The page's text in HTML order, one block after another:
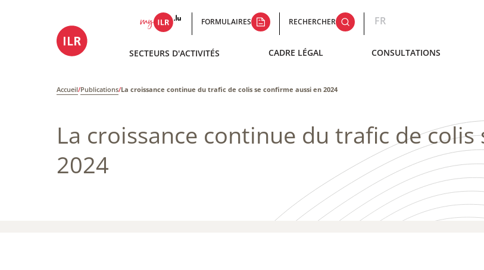
FORMULAIRES RECHERCHER FR
SECTEURS D'ACTIVITÉS CADRE LÉGAL CONSULTATIONS
Accueil/Publications/La croissance continue du trafic de colis se confirme aussi en 2024
La croissance continue du trafic de
2024